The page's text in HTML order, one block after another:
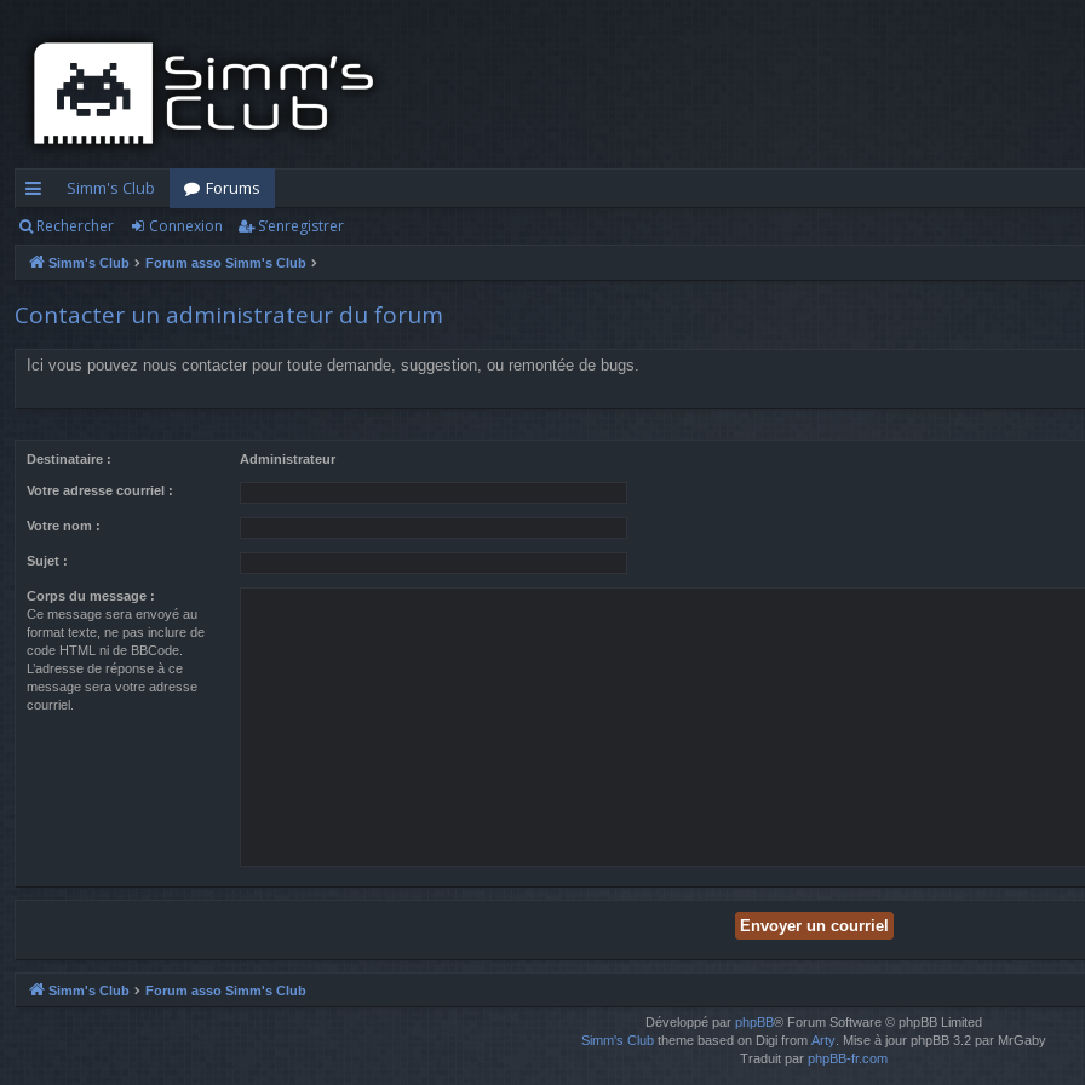
cc
ès
ra
Simm's Club
Forums
Rechercher Connexion S’enregistrer
Simm's Club Forum asso Simm's Club
Contacter un administrateur du forum
Ici vous pouvez nous contacter pour toute demande, suggestion, ou remontée de bugs.
Destinataire : Administrateur
Votre adresse courriel :
Votre nom :
Sujet :
Corps du message :
Ce message sera envoyé au
format texte, ne pas inclure de
code HTML ni de BBCode.
L’adresse de réponse à ce
message sera votre adresse
courriel.
Simm's Club Forum asso Simm's Club
Développé par phpBB® Forum Software © phpBB Limited
Simm's Club theme based on Digi from Arty . Mise à jour phpBB 3.2 par MrGaby
Traduit par phpBB-fr.com